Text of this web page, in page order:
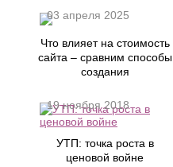
Что влияет на стоимость
сайта – сравним способы
создания
03 апреля 2025
УТП: точка роста в
ценовой войне
19 ноября 2018